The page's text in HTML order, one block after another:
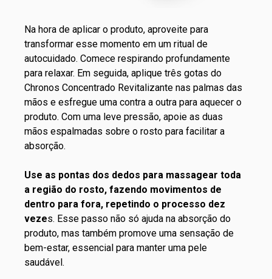
Na hora de aplicar o produto, aproveite para
transformar esse momento em um ritual de
autocuidado. Comece respirando profundamente
para relaxar. Em seguida, aplique três gotas do
Chronos Concentrado Revitalizante nas palmas das
mãos e esfregue uma contra a outra para aquecer o
produto. Com uma leve pressão, apoie as duas
mãos espalmadas sobre o rosto para facilitar a
absorção.
Use as pontas dos dedos para massagear toda
a região do rosto, fazendo movimentos de
dentro para fora, repetindo o processo dez
vezes. Esse passo não só ajuda na absorção do
produto, mas também promove uma sensação de
bem-estar, essencial para manter uma pele
saudável.